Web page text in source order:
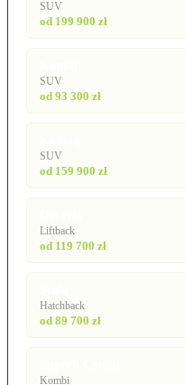
SUV
od 199 900 zł
SUV
od 93 300 zł
SUV
od 159 900 zł
Liftback
od 119 700 zł
Hatchback
od 89 700 zł
Kombi